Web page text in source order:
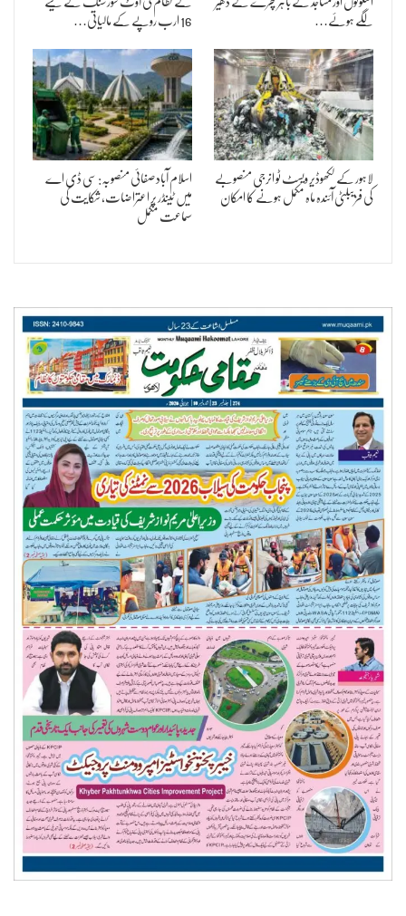
لگے ہوئے…
16 ارب روپے کے مالیاتی…
لاہور کے لکھوڈیر ویسٹ ٹو انرجی منصوبے
کی فزیبلٹی آئندہ ماہ مکمل ہونے کا امکان
اسلام آباد صفائی منصوبہ: سی ڈی اے
میں ٹینڈر پر اعتراضات، شکایت کی
سماعت مکمل